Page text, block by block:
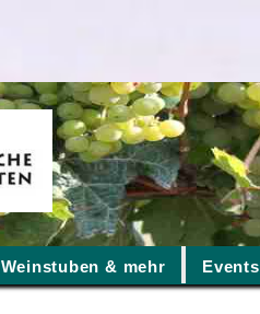
Weinstuben & mehr Events